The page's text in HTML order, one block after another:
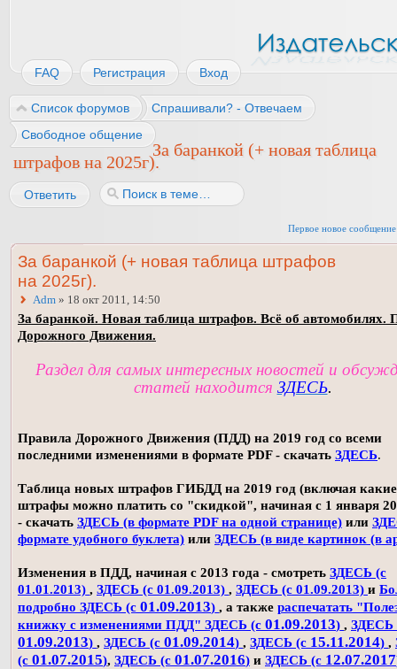
FAQ Регистрация Вход
Список форумов
Спрашивали? - Отвечаем
Свободное общение
За баранкой (+ новая таблица
штрафов на 2025г).
Ответить
Первое новое сообщение
За баранкой (+ новая таблица штрафов
на 2025г).
Adm » 18 окт 2011, 14:50
За баранкой. Новая таблица штрафов. Всё об автомобилях.
Дорожного Движения.
Раздел для самых интересных новостей и
статей находится ЗДЕСЬ.
Правила Дорожного Движения (ПДД) на 2019 год со всеми
последними изменениями в формате PDF - скачать ЗДЕСЬ.
Таблица новых штрафов ГИБДД на 2019 год (включая какие
штрафы можно платить со "скидкой", начиная с 1 января
- скачать ЗДЕСЬ (в формате PDF на одной странице) или
формате удобного буклета) или ЗДЕСЬ (в виде картинок (в
Изменения в ПДД, начиная с 2013 года - смотреть ЗДЕСЬ (с
01.01.2013) , ЗДЕСЬ (с 01.09.2013) , ЗДЕСЬ (с 01.09.2013) и
подробно ЗДЕСЬ (с 01.09.2013) , а также распечатать
книжку с изменениями ПДД" ЗДЕСЬ (с 01.09.2013) , ЗДЕСЬ
01.09.2013) , ЗДЕСЬ (с 01.09.2014) , ЗДЕСЬ (с 15.11.2014) ,
(с 01.07.2015), ЗДЕСЬ (с 01.07.2016) и ЗДЕСЬ (с 12.07.2017